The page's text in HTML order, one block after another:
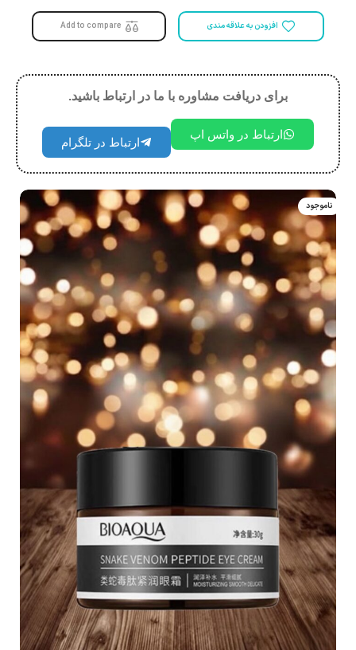
افزودن به علاقه مندی Add to compare
برای دریافت مشاوره با ما در ارتباط باشید.
ارتباط در واتس اپ
ارتباط در تلگرام
ناموجود